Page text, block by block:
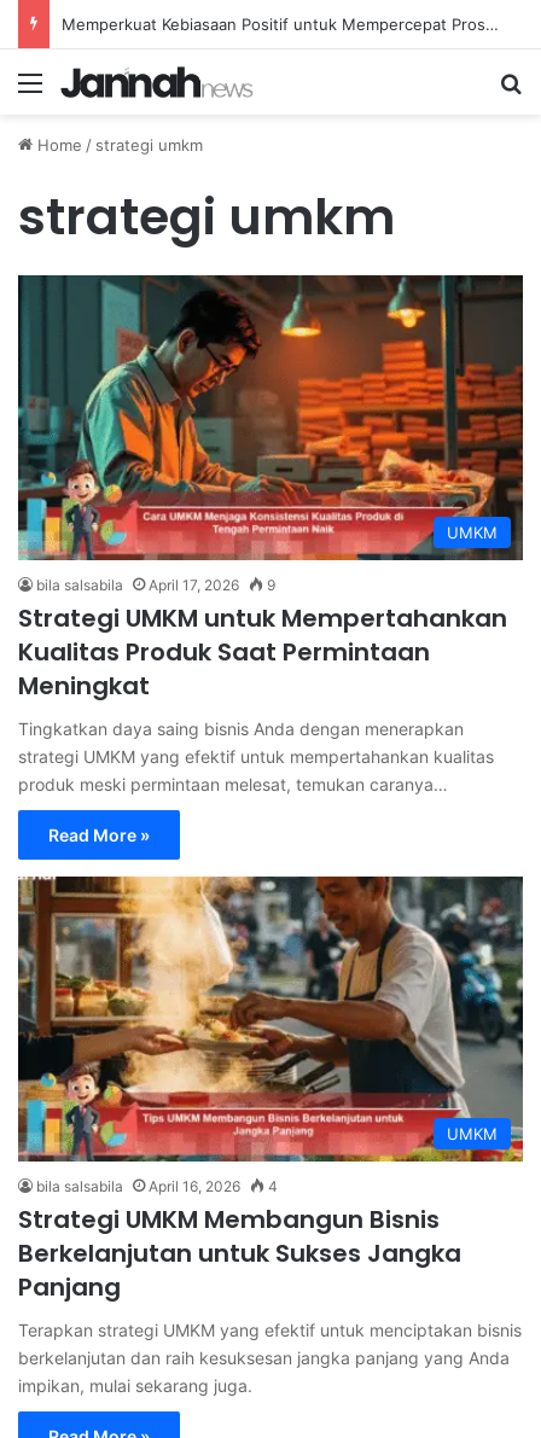
Memperkuat Kebiasaan Positif untuk Mempercepat Proses Pemulihan Mental Anda
Menu
Home / strategi umkm
strategi umkm
UMKM
bila salsabila April 17, 2026 9
Strategi UMKM untuk Mempertahankan
Kualitas Produk Saat Permintaan
Meningkat
Tingkatkan daya saing bisnis Anda dengan menerapkan
strategi UMKM yang efektif untuk mempertahankan kualitas
produk meski permintaan melesat, temukan caranya…
Read More »
UMKM
bila salsabila April 16, 2026 4
Strategi UMKM Membangun Bisnis
Berkelanjutan untuk Sukses Jangka
Panjang
Terapkan strategi UMKM yang efektif untuk menciptakan bisnis
berkelanjutan dan raih kesuksesan jangka panjang yang Anda
impikan, mulai sekarang juga.